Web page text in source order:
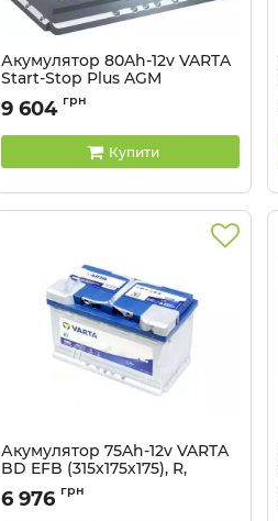
Акумулятор 80Ah-12v VARTA
Start-Stop Plus AGM
(315х175х190), R, EN 800
Артикул:
9 604 грн
Купити
Акумулятор 75Ah-12v VARTA
BD EFB (315х175х175), R,
Артикул:
6 976 грн